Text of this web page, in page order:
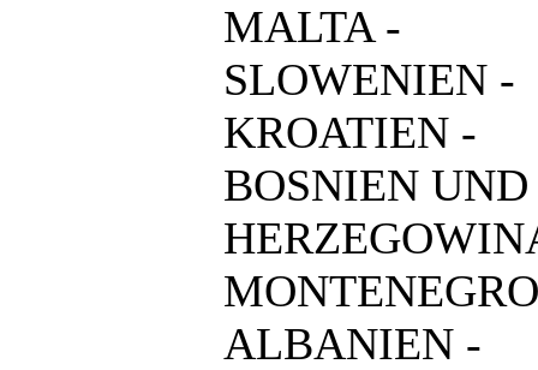
MALTA -
SLOWENIEN -
KROATIEN -
BOSNIEN UND
ALBANIEN -